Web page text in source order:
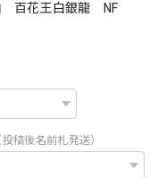
百花王白銀龍 NF
稿後名前札発送）